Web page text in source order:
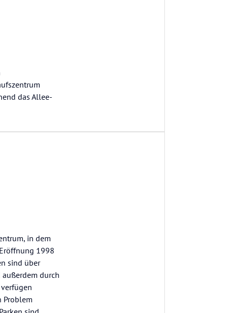
das Allee-
in dem
1998
sind über
durch
Problem